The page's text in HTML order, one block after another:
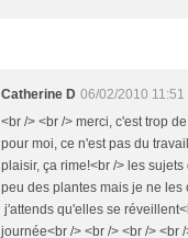
Catherine D 06/02/2010 11:51
<br /> <br /> merci, c'est trop
pour moi, ce n'est pas du
plaisir, ça rime!<br /> les
peu des plantes mais je ne les
j'attends qu'elles se
journée<br /> <br /> <br /> <br /